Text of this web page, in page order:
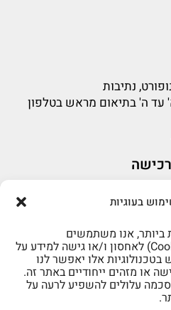
בעוגיות
ביותר, אנו משתמשים
בטכנולוגיות כמו עוגיות (Cookies) לאחסון ו/או גישה למידע על
אלו יאפשר לנו
או מזהים ייחודיים באתר זה.
עלולים להשפיע לרעה על
נתיבות
עד ה' בתיאום מראש בטלפון
sigal@home-decor.co.il
פניות לפני רכישה – ניתן לפנות למייל: omer@home-